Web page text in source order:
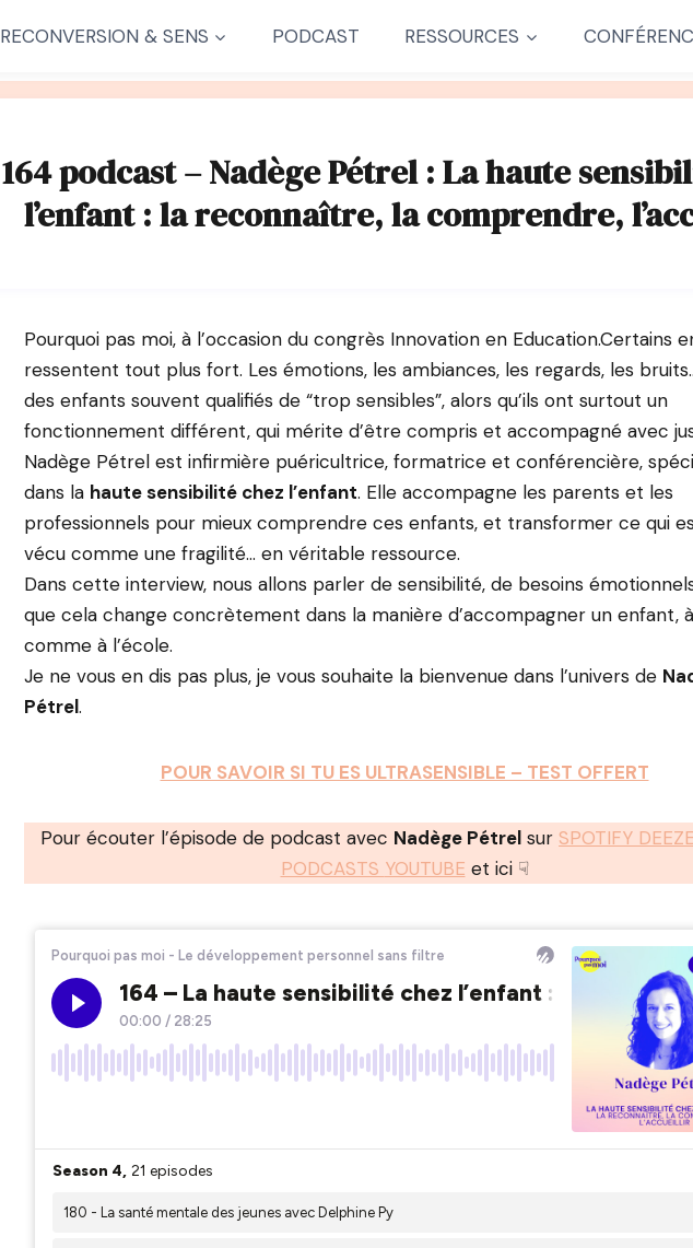
RECONVERSION & SENS PODCAST RESSOURCES
164 podcast – Nadège Pétrel : La haute
l’enfant : la reconnaître, la comprendre,
Pourquoi pas moi, à l’occasion du congrès Innovation en Education.Certains
ressentent tout plus fort. Les émotions, les ambiances, les regards, les
des enfants souvent qualifiés de “trop sensibles”, alors qu’ils ont surtout un
fonctionnement différent, qui mérite d’être compris et accompagné avec
Nadège Pétrel est infirmière puéricultrice, formatrice et conférencière,
dans la haute sensibilité chez l’enfant. Elle accompagne les parents et les
professionnels pour mieux comprendre ces enfants, et transformer ce qui
vécu comme une fragilité… en véritable ressource.
Dans cette interview, nous allons parler de sensibilité, de besoins
que cela change concrètement dans la manière d’accompagner un enfant,
comme à l’école.
Je ne vous en dis pas plus, je vous souhaite la bienvenue dans l’univers de
Pétrel.
POUR SAVOIR SI TU ES ULTRASENSIBLE – TEST OFFERT
Pour écouter l’épisode de podcast avec Nadège Pétrel sur SPOTIFY
PODCASTS YOUTUBE et ici ☟